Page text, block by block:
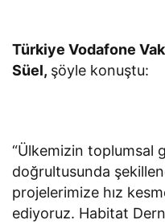
Türkiye Vodafone
Süel, şöyle konuştu:
“Ülkemizin toplumsal
doğrultusunda
projelerimize hız
ediyoruz. Habitat